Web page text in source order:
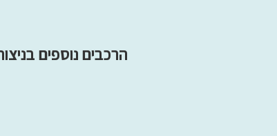
הרכבים נוספים